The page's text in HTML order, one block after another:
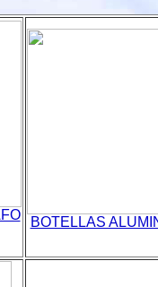
BOTELLAS